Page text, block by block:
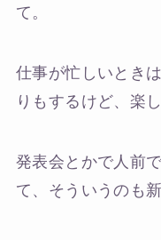
て。
仕事が忙しいとき
りもするけど、楽
発表会とかで人前
て、そういうのも